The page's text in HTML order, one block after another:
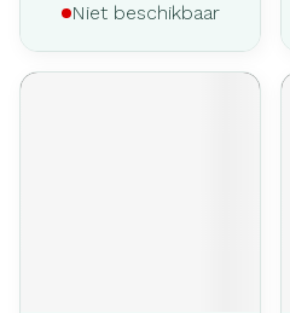
Niet beschikbaar